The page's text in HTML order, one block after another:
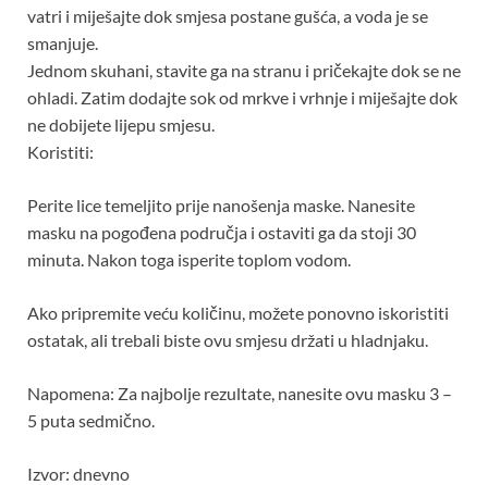
vatri i miješajte dok smjesa postane gušća, a voda je se
smanjuje.
Jednom skuhani, stavite ga na stranu i pričekajte dok se ne
ohladi. Zatim dodajte sok od mrkve i vrhnje i miješajte dok
ne dobijete lijepu smjesu.
Koristiti:
Perite lice temeljito prije nanošenja maske. Nanesite
masku na pogođena područja i ostaviti ga da stoji 30
minuta. Nakon toga isperite toplom vodom.
Ako pripremite veću količinu, možete ponovno iskoristiti
ostatak, ali trebali biste ovu smjesu držati u hladnjaku.
Napomena: Za najbolje rezultate, nanesite ovu masku 3 –
5 puta sedmično.
Izvor: dnevno